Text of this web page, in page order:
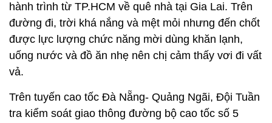
hành trình từ TP.HCM về quê nhà tại Gia Lai. Trên
đường đi, trời khá nắng và mệt mỏi nhưng đến chốt
được lực lượng chức năng mời dùng khăn lạnh,
uống nước và đồ ăn nhẹ nên chị cảm thấy vơi đi vất
vả.
Trên tuyến cao tốc Đà Nẵng- Quảng Ngãi, Đội Tuần
tra kiểm soát giao thông đường bộ cao tốc số 5